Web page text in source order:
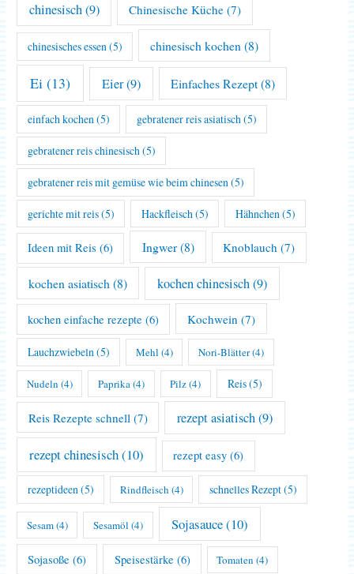
chinesisch(9) Chinesische Küche (7)
chinesisches essen(5) chinesisch kochen (8)
Ei (13) Eier(9) Einfaches Rezept(8)
einfach kochen(5) gebratener reis asiatisch(5)
gebratener reis chinesisch (5)
gebratener reis mit gemüse wie beim chinesen (5)
gerichte mit reis(5) Hackfleisch (5) Hähnchen (5)
Ideen mit Reis (6) Ingwer(8) Knoblauch (7)
kochen asiatisch (8) kochen chinesisch(9)
kochen einfache rezepte (6) Kochwein (7)
Lauchzwiebeln(5) Mehl (4) Nori-Blätter(4)
Nudeln (4) Paprika(4) Pilz(4) Reis(5)
Reis Rezepte schnell (7) rezept asiatisch(9)
rezept chinesisch(10) rezept easy (6)
rezeptideen (5) Rindfleisch (4) schnelles Rezept(5)
Sesam(4) Sesamöl (4) Sojasauce(10)
Sojasoße (6) Speisestärke (6) Tomaten (4)